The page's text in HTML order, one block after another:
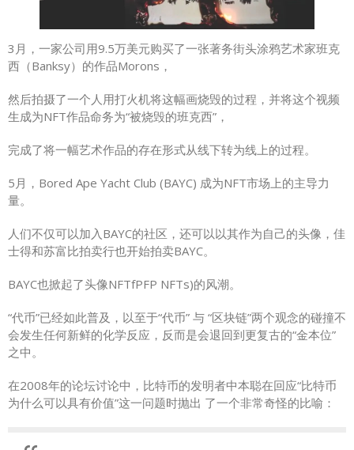
3月，一家公司用9.5万美元购买了一张著务街头涂鸦艺术家班克
西（Banksy）的作品Morons，
然后拍摄了一个人用打火机将这幅画烧毁的过程，并将这个视频
生成为NFT作品命务为“被烧毁的班克西”，
完成了将一幅艺术作品的存在形式从线下转为线上的过程。
5月，Bored Ape Yacht Club (BAYC) 成为NFT市场上的主导力
量。
人们不仅可以加入BAYC的社区，还可以以其作为自己的头像，佳
士得和苏富比拍卖行也开始拍卖BAYC。
BAYC也掀起了头像NFTfPFP NFTs)的风潮。
“代币”已经如此普及，以至于“代币” 与 “区块链”两个观念的碰撞不
会发生任何新鲜的化学反应，反而是会退回到更复古的“金本位”
之中。
在2008年的论坛讨论中，比特币的发明者中本聪在回应“比特币
为什么可以具有价值”这一问题时抛出 了一个非常奇怪的比喻：